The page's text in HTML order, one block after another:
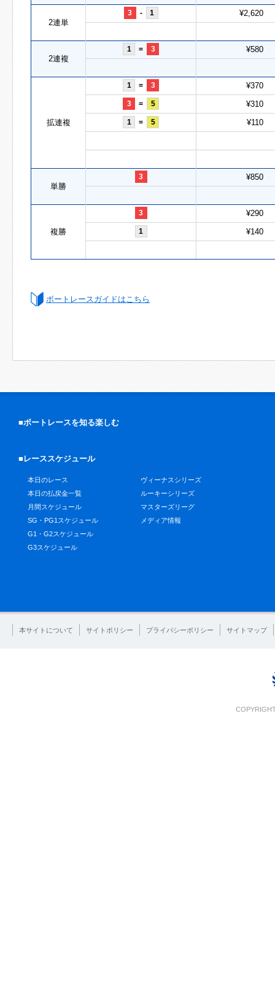
2連単
3 - 1 ¥2,620
2連複
1 = 3 ¥580
拡連複
1 = 3 ¥370
3 = 5 ¥310
1 = 5 ¥110
単勝
3 ¥850
複勝
3 ¥290
1 ¥140
ボートレースガイドはこちら
■ボートレースを知る楽しむ
■レーススケジュール
本日のレース
本日の払戻金一覧
月間スケジュール
SG・PG1スケジュール
G1・G2スケジュール
G3スケジュール
ヴィーナスシリーズ
ルーキーシリーズ
マスターズリーグ
メディア情報
本サイトについて サイトポリシー プライバシーポリシー サイトマップ